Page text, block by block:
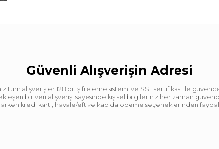
Güvenli Alışverişin Adresi
tüm alışverişler 128 bit şifreleme sistemi ve SSL sertifikası ile
bir veri alışverişi sayesinde kişisel bilgileriniz her zaman
kredi kartı, havale/eft ve kapıda ödeme seçeneklerinden